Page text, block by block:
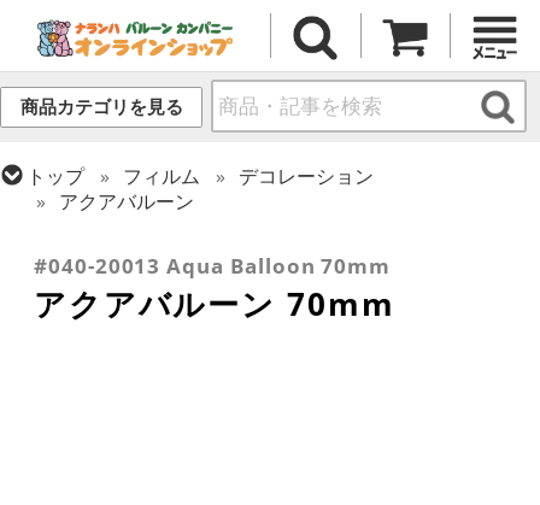
商品カテゴリを見る
トップ フィルム
デコレーション
アクアバルーン
#040-20013 Aqua Balloon 70mm
アクアバルーン 70mm